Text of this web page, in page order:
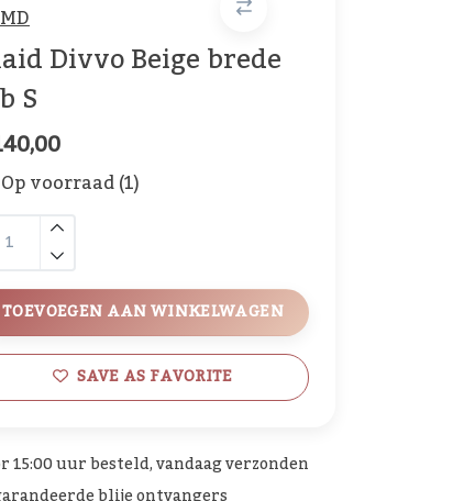
Divvo Beige brede
S
Op voorraad (1)
TOEVOEGEN AAN WINKELWAGEN
SAVE AS FAVORITE
15:00 uur besteld, vandaag verzonden